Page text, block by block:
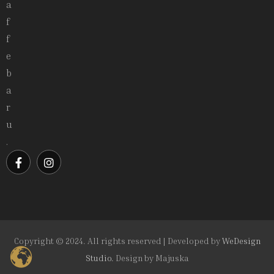
a
f
f
e
b
a
r
u
.
Copyright © 2024. All rights reserved | Developed byWeDesign
Studio. Design by Majuska